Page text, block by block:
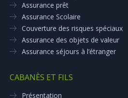
Assurance prêt
Assurance Scolaire
Couverture des risques spéciaux
Assurance des objets de valeur
Assurance séjours à l’étranger
CABANÈS ET FILS
Présentation